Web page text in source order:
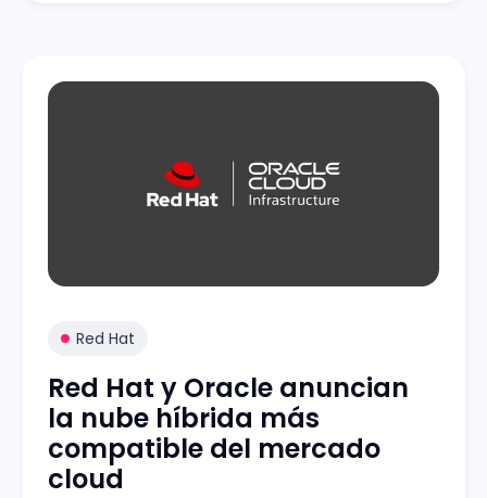
Red Hat
Red Hat y Oracle anuncian
la nube híbrida más
compatible del mercado
cloud